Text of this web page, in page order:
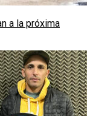
a la próxima